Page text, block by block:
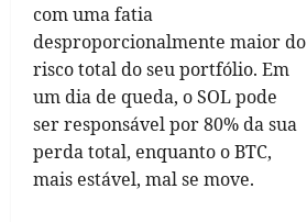
com uma fatia
desproporcionalmente maior do
risco total do seu portfólio. Em
um dia de queda, o SOL pode
ser responsável por 80% da sua
perda total, enquanto o BTC,
mais estável, mal se move.